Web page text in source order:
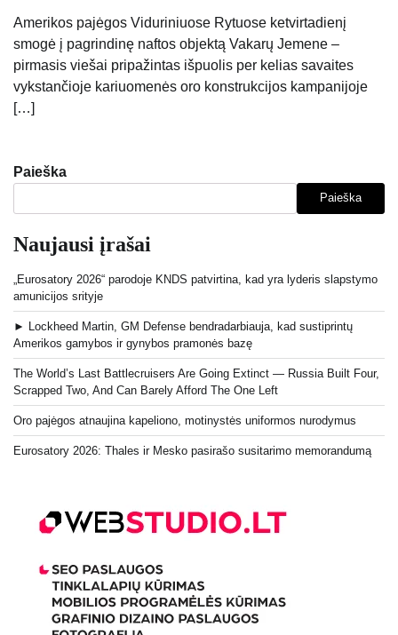
Amerikos pajėgos Viduriniuose Rytuose ketvirtadienį
smogė į pagrindinę naftos objektą Vakarų Jemene –
pirmasis viešai pripažintas išpuolis per kelias savaites
vykstančioje kariuomenės oro konstrukcijos kampanijoje
[…]
Paieška
Paieška
Naujausi įrašai
„Eurosatory 2026“ parodoje KNDS patvirtina, kad yra lyderis slapstymo
amunicijos srityje
► Lockheed Martin, GM Defense bendradarbiauja, kad sustiprintų
Amerikos gamybos ir gynybos pramonės bazę
The World’s Last Battlecruisers Are Going Extinct — Russia Built Four,
Scrapped Two, And Can Barely Afford The One Left
Oro pajėgos atnaujina kapeliono, motinystės uniformos nurodymus
Eurosatory 2026: Thales ir Mesko pasirašo susitarimo memorandumą